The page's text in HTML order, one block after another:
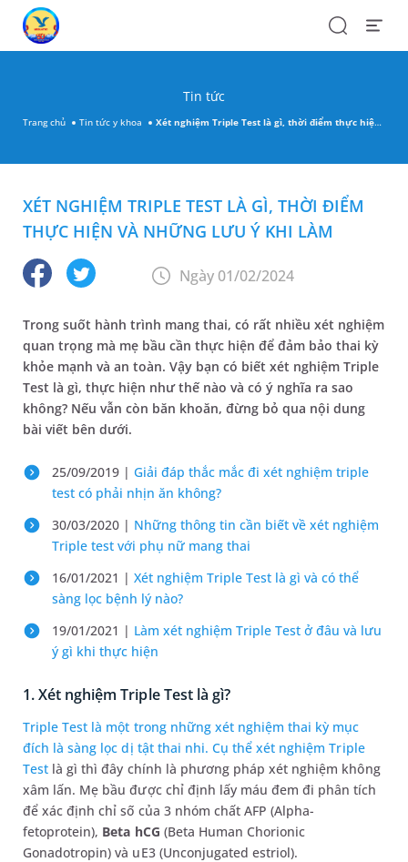
SearchOpen
Tin tức
Trang chủ Tin tức y khoa Xét nghiệm Triple Test là gì, thời điểm thực hiện và những lưu ý khi làm
XÉT NGHIỆM TRIPLE TEST LÀ GÌ, THỜI ĐIỂM
THỰC HIỆN VÀ NHỮNG LƯU Ý KHI LÀM
Ngày 01/02/2024
Trong suốt hành trình mang thai, có rất nhiều xét nghiệm
quan trọng mà mẹ bầu cần thực hiện để đảm bảo thai kỳ
khỏe mạnh và an toàn. Vậy bạn có biết xét nghiệm Triple
Test là gì, thực hiện như thế nào và có ý nghĩa ra sao
không? Nếu vẫn còn băn khoăn, đừng bỏ qua nội dung
bài viết bên dưới.
25/09/2019 | Giải đáp thắc mắc đi xét nghiệm triple
test có phải nhịn ăn không?
30/03/2020 | Những thông tin cần biết về xét nghiệm
Triple test với phụ nữ mang thai
16/01/2021 | Xét nghiệm Triple Test là gì và có thể
sàng lọc bệnh lý nào?
19/01/2021 | Làm xét nghiệm Triple Test ở đâu và lưu
ý gì khi thực hiện
1. Xét nghiệm Triple Test là gì?
Triple Test là một trong những xét nghiệm thai kỳ mục
đích là sàng lọc dị tật thai nhi. Cụ thể xét nghiệmTriple
Test là gì thì đây chính là phương pháp xét nghiệm không
xâm lấn. Mẹ bầu được chỉ định lấy máu đem đi phân tích
để xác định chỉ số của 3 nhóm chất AFP (Alpha-
fetoprotein), Beta hCG (Beta Human Chorionic
Gonadotropin) và uE3 (Unconjugated estriol).